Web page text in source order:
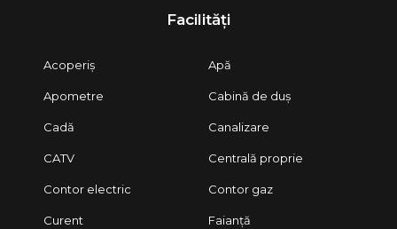
Facilități
Acoperiș Apă
Apometre Cabină de duș
Cadă Canalizare
CATV Centrală proprie
Contor electric Contor gaz
Curent Faianță